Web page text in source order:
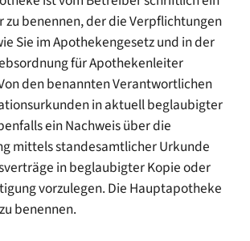
benennen, der die Verpflichtungen
Sie im Apothekengesetz und in der
für Apothekenleiter
den benannten Verantwortlichen
in aktuell beglaubigter
ein Nachweis über die
mittels standesamtlicher Urkunde
in beglaubigter Kopie oder
vorzulegen. Die Hauptapotheke
benennen.